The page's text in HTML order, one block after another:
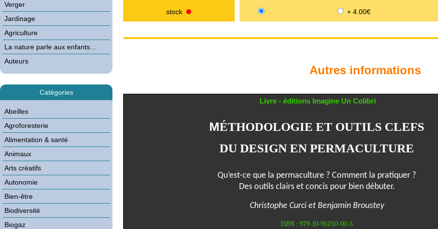
Verger
Jardinage
Agriculture
La nature parle aux enfants...
Auteurs
Catégories
Abeilles
Agroforesterie
Alimentation & santé
Animaux
Arts créatifs
Autonomie
Bien-être
Biodiversité
Biogaz
stock + 4.00€
Autres informations
Livre - éditions Imagine Un Colibri
MÉTHODOLOGIE ET OUTILS CLEFS
DU DESIGN EN PERMACULTURE
Qu’est-ce que la permaculture ? Comment la pratiquer ?
Des outils clairs et concis pour bien débuter.
Christophe Curci et Benjamin Broustey
ISBN : 979-10-95250-00-5